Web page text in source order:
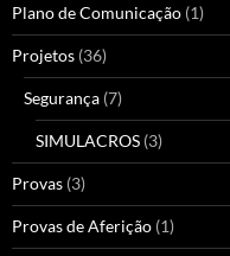
Plano de Comunicação (1)
Projetos (36)
Segurança (7)
SIMULACROS (3)
Provas (3)
Provas de Aferição (1)